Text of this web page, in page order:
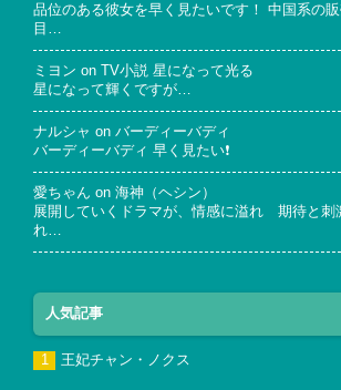
品位のある彼女を早く見たいです！ 中国系の
目…
ミヨン on TV小説 星になって光る
星になって輝くですが…
ナルシャ on バーディーバディ
バーディーバディ 早く見たい❗
愛ちゃん on 海神（ヘシン）
展開していくドラマが、情感に溢れ 期待と刺
れ…
人気記事
王妃チャン・ノクス